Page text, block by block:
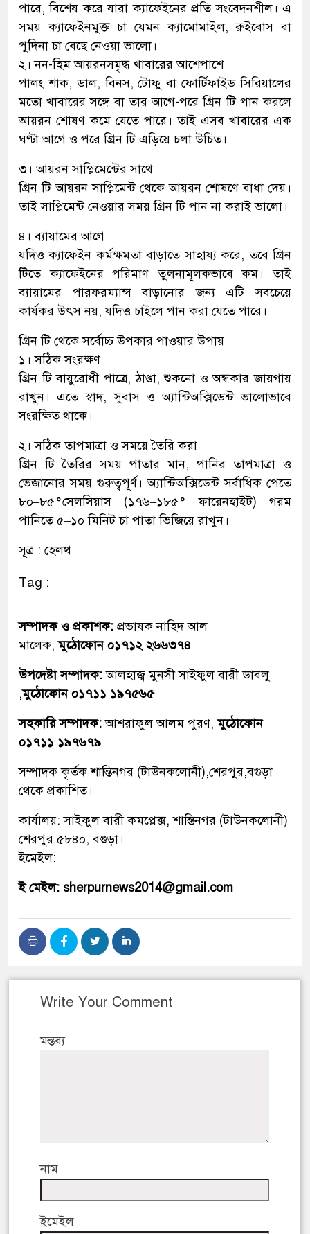
পারে, বিশেষ করে যারা ক্যাফেইনের প্রতি সংবেদনশীল। এ
সময় ক্যাফেইনমুক্ত চা যেমন ক্যামোমাইল, রুইবোস বা
পুদিনা চা বেছে নেওয়া ভালো।
২। নন-হিম আয়রনসমৃদ্ধ খাবারের আশেপাশে
পালং শাক, ডাল, বিনস, টোফু বা ফোর্টিফাইড সিরিয়ালের
মতো খাবারের সঙ্গে বা তার আগে-পরে গ্রিন টি পান করলে
আয়রন শোষণ কমে যেতে পারে। তাই এসব খাবারের এক
ঘণ্টা আগে ও পরে গ্রিন টি এড়িয়ে চলা উচিত।
৩। আয়রন সাপ্লিমেন্টের সাথে
গ্রিন টি আয়রন সাপ্লিমেন্ট থেকে আয়রন শোষণে বাধা দেয়।
তাই সাপ্লিমেন্ট নেওয়ার সময় গ্রিন টি পান না করাই ভালো।
৪। ব্যায়ামের আগে
যদিও ক্যাফেইন কর্মক্ষমতা বাড়াতে সাহায্য করে, তবে গ্রিন
টিতে ক্যাফেইনের পরিমাণ তুলনামূলকভাবে কম। তাই
ব্যায়ামের পারফরম্যান্স বাড়ানোর জন্য এটি সবচেয়ে
কার্যকর উৎস নয়, যদিও চাইলে পান করা যেতে পারে।
গ্রিন টি থেকে সর্বোচ্চ উপকার পাওয়ার উপায়
১। সঠিক সংরক্ষণ
গ্রিন টি বায়ুরোধী পাত্রে, ঠাণ্ডা, শুকনো ও অন্ধকার জায়গায়
রাখুন। এতে স্বাদ, সুবাস ও অ্যান্টিঅক্সিডেন্ট ভালোভাবে
সংরক্ষিত থাকে।
২। সঠিক তাপমাত্রা ও সময়ে তৈরি করা
গ্রিন টি তৈরির সময় পাতার মান, পানির তাপমাত্রা ও
ভেজানোর সময় গুরুত্বপূর্ণ। অ্যান্টিঅক্সিডেন্ট সর্বাধিক পেতে
৮০–৮৫°সেলসিয়াস (১৭৬–১৮৫° ফারেনহাইট) গরম
পানিতে ৫–১০ মিনিট চা পাতা ভিজিয়ে রাখুন।
সূত্র : হেলথ
Tag :
সম্পাদক ও প্রকাশক: প্রভাষক নাহিদ আল
মালেক,মুঠোফোন ০১৭১২ ২৬৬৩৭৪
উপদেষ্টা সম্পাদক:আলহাজ্ব মুনসী সাইফুল বারী ডাবলু
,মুঠোফোন ০১৭১১ ১৯৭৫৬৫
সহকারি সম্পাদক:আশরাফুল আলম পুরণ,মুঠোফোন
০১৭১১ ১৯৭৬৭৯
সম্পাদক কৃর্তক শান্তিনগর (টাউনকলোনী),শেরপুর,বগুড়া
থেকে প্রকাশিত।
কার্যালয়: সাইফুল বারী কমপ্লেক্স, শান্তিনগর (টাউনকলোনী)
শেরপুর ৫৮৪০, বগুড়া।
ইমেইল:
ই মেইল: sherpurnews2014@gmail.com
Write Your Comment
মন্তব্য
নাম
ইমেইল